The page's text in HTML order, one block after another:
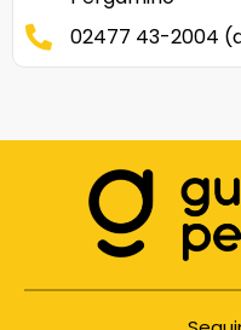
02477 43-2004